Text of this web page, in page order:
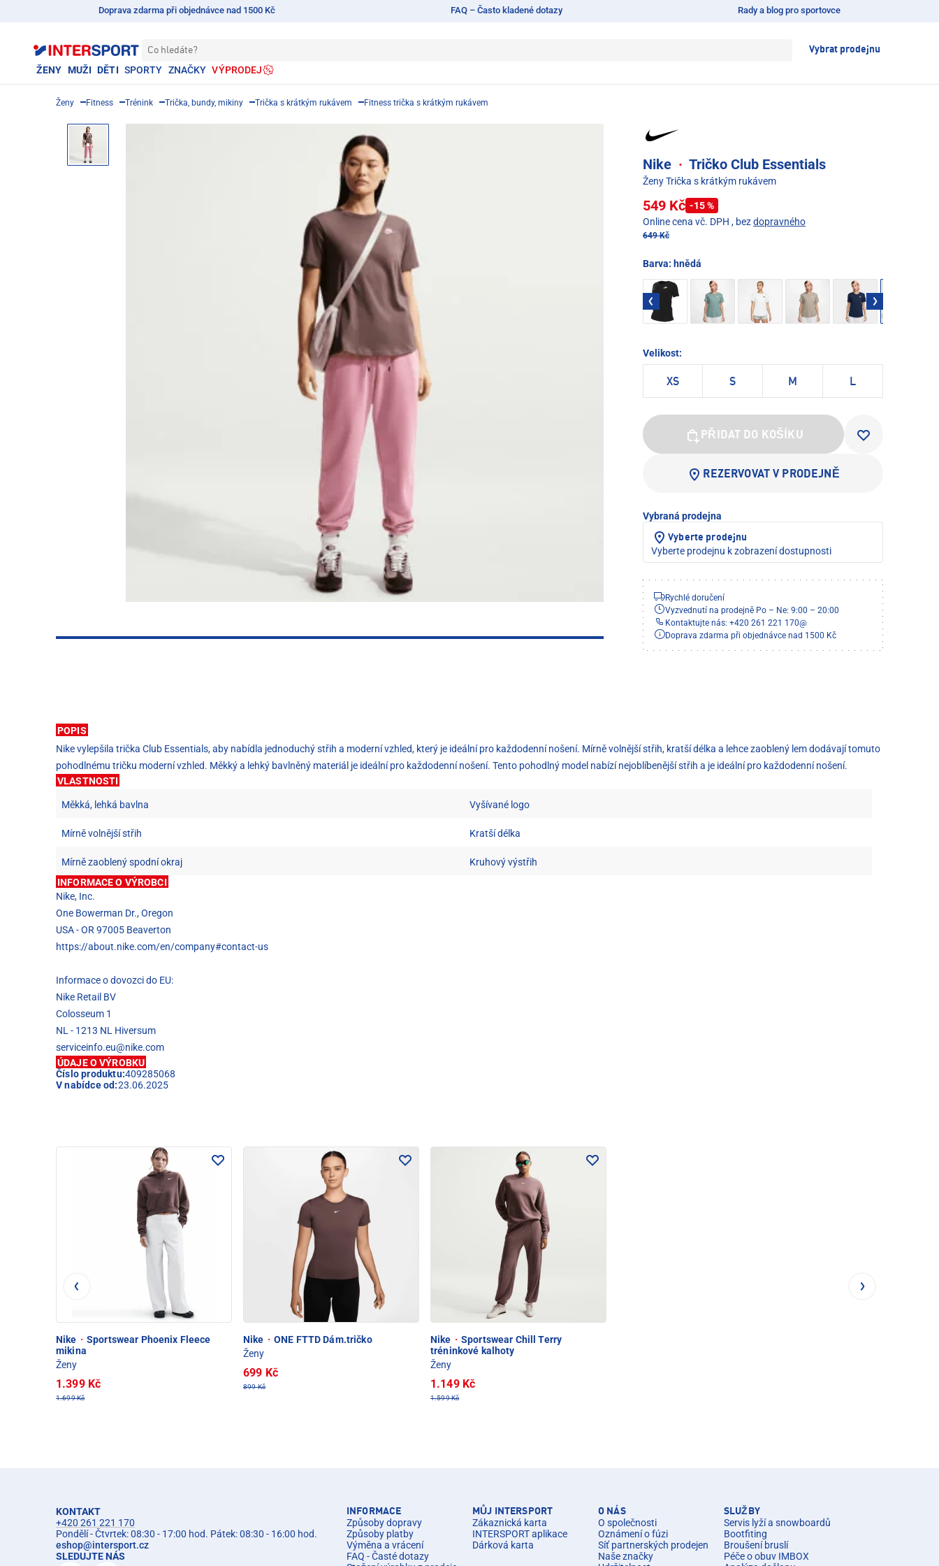
Doprava zdarma při objednávce nad 1500 Kč FAQ – Často kladené dotazy Rady a blog pro sportovce
Co hledáte? Vybrat prodejnu
ŽENY MUŽI DĚTI SPORTY ZNAČKY VÝPRODEJ
Ženy Fitness Trénink Trička, bundy, mikiny Trička s krátkým rukávem Fitness trička s krátkým rukávem
Nike · Tričko Club Essentials
Ženy Trička s krátkým rukávem
549 Kč -15 %
Online cena vč. DPH , bezdopravného
649 Kč
Barva: hnědá
Velikost:
XS S M L
PŘIDAT DO KOŠÍKU
REZERVOVAT V PRODEJNĚ
Vybraná prodejna
Vyberte prodejnu
Vyberte prodejnu k zobrazení dostupnosti
Rychlé doručení
Vyzvednutí na prodejně Po – Ne: 9:00 – 20:00
Kontaktujte nás: +420 261 221 170@
Doprava zdarma při objednávce nad 1500 Kč
POPIS
Nike vylepšila trička Club Essentials, aby nabídla jednoduchý střih a moderní vzhled, který je ideální pro každodenní nošení. Mírně volnější střih, kratší délka a lehce zaoblený lem dodávají tomuto
pohodlnému tričku moderní vzhled. Měkký a lehký bavlněný materiál je ideální pro každodenní nošení. Tento pohodlný model nabízí nejoblíbenější střih a je ideální pro každodenní nošení.
VLASTNOSTI
Měkká, lehká bavlna Vyšívané logo
Mírně volnější střih Kratší délka
Mírně zaoblený spodní okraj
Kruhový výstřih
INFORMACE O VÝROBCI
Nike, Inc.
One Bowerman Dr., Oregon
USA - OR 97005 Beaverton
https://about.nike.com/en/company#contact-us
Informace o dovozci do EU:
Nike Retail BV
Colosseum 1
NL - 1213 NL Hiversum
serviceinfo.eu@nike.com
ÚDAJE O VÝROBKU
Číslo produktu:409285068
V nabídce od:23.06.2025
Nike · Sportswear Phoenix Fleece
mikina
Ženy
1.399 Kč
1.699 Kč
Nike · ONE FTTD Dám.tričko
Ženy
699 Kč
899 Kč
Nike · Sportswear Chill Terry
tréninkové kalhoty
Ženy
1.149 Kč
1.599 Kč
KONTAKT
+420 261 221 170
Pondělí - Čtvrtek: 08:30 - 17:00 hod. Pátek: 08:30 - 16:00 hod.
eshop@intersport.cz
SLEDUJTE NÁS
INFORMACE
Způsoby dopravy
Způsoby platby
Výměna a vrácení
FAQ - Časté dotazy
MŮJ INTERSPORT
Zákaznická karta
INTERSPORT aplikace
Dárková karta
O NÁS
O společnosti
Oznámení o fúzi
Síť partnerských prodejen
Naše značky
SLUŽBY
Servis lyží a snowboardů
Bootfiting
Broušení bruslí
Péče o obuv IMBOX